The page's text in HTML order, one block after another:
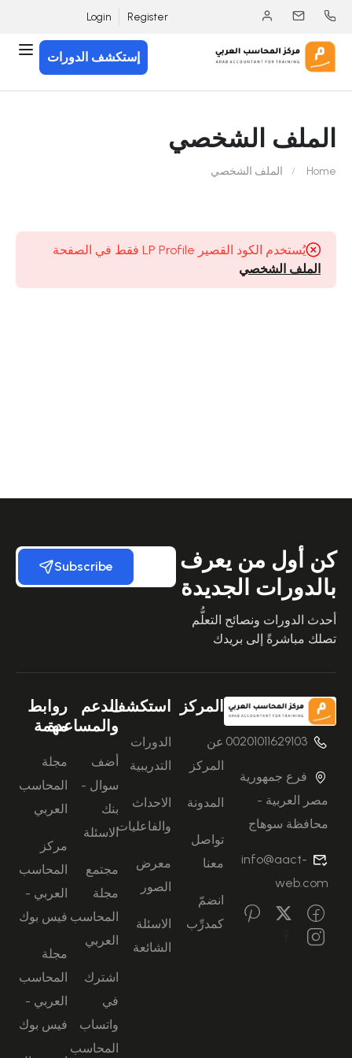
Register
Login
إستكشف الدورات
الملف الشخصي
Home الملف الشخصي
يُستخدم الكود القصير LP Profile فقط في الصفحة
الملف الشخصي
كن أول من يعرف
بالدورات الجديدة
أحدث الدورات ونصائح التعلُّم
تصلك مباشرةً إلى بريدك
Subscribe
00201011629103
فرع جمهورية
مصر العربية -
محافظة سوهاج
info@aact-
web.com
المركز
عن
المركز
المدونة
تواصل
معنا
انضمّ
كمدرِّب
استكشف
الدورات
التدريبية
الاحداث
والفاعليات
معرض
الصور
الاسئلة
الشائعة
الدعم
والمساعدة
أضف
سوال -
بنك
الاسئلة
مجتمع
مجلة
المحاسب
العربي
اشترك
في
واتساب
المحاسب
روابط
مهمة
مجلة
المحاسب
العربي
مركز
المحاسب
العربي -
فيس بوك
مجلة
المحاسب
العربي -
فيس بوك